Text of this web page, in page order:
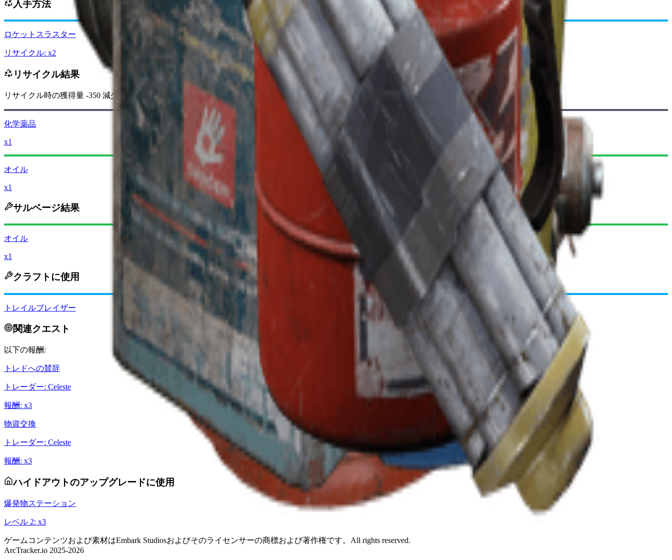
入手方法
ロケットスラスター
リサイクル: x2
リサイクル結果
リサイクル時の獲得量 -350 減少 レイダーコイン
化学薬品
x1
オイル
x1
サルベージ結果
オイル
x1
クラフトに使用
トレイルブレイザー
関連クエスト
以下の報酬:
トレドへの賛辞
トレーダー: Celeste
報酬: x3
物資交換
トレーダー: Celeste
報酬: x3
ハイドアウトのアップグレードに使用
爆発物ステーション
レベル 2: x3
ゲームコンテンツおよび素材はEmbark Studiosおよびそのライセンサーの商標および著作権です。All rights reserved.
ArcTracker.io 2025-2026